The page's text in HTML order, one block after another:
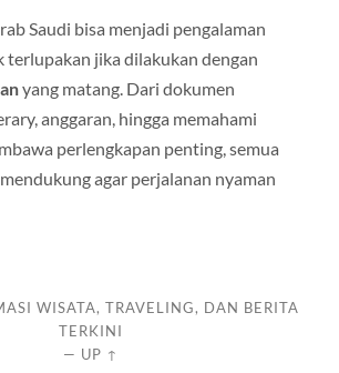
Saudi bisa menjadi pengalaman
terlupakan jika dilakukan dengan
yang matang. Dari dokumen
anggaran, hingga memahami
perlengkapan penting, semua
agar perjalanan nyaman
WISATA, TRAVELING, DAN BERITA
TERKINI
— UP ↑